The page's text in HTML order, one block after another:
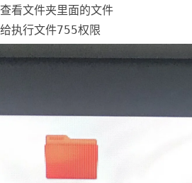
件夹里面的文件
行文件755权限